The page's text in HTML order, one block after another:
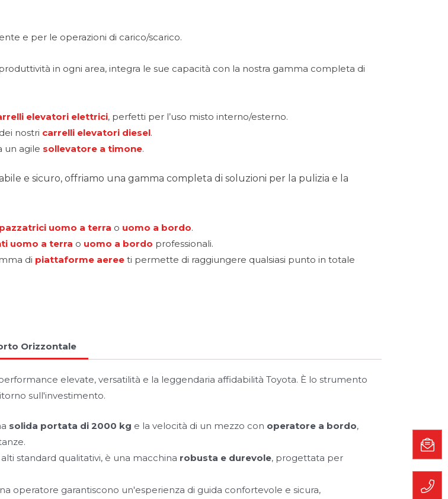
e per le operazioni di carico/scarico.
in ogni area, integra le sue capacità con la nostra gamma completa di
elevatori elettrici, perfetti per l’uso misto interno/esterno.
nostri carrelli elevatori diesel.
un agile sollevatore a timone.
e sicuro, offriamo una gamma completa di soluzioni per la pulizia e la
uomo a terra o uomo a bordo.
uomo a terra o uomo a bordo professionali.
di piattaforme aeree ti permette di raggiungere qualsiasi punto in totale
Orizzontale
elevate, versatilità e la leggendaria affidabilità Toyota. È lo strumento
sull'investimento.
solida portata di 2000 kg e la velocità di un mezzo con operatore a bordo,
standard qualitativi, è una macchina robusta e durevole, progettata per
operatore garantiscono un'esperienza di guida confortevole e sicura,